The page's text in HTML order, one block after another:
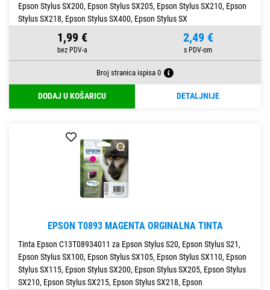
Epson Stylus SX200, Epson Stylus SX205, Epson Stylus SX210, Epson
Stylus SX218, Epson Stylus SX400, Epson Stylus SX
1,99 € 2,49 €
Broj stranica ispisa 0
DODAJ U KOŠARICU DETALJNIJE
EPSON T0893 MAGENTA ORGINALNA TINTA
Tinta Epson C13T08934011 za Epson Stylus S20, Epson Stylus S21,
Epson Stylus SX100, Epson Stylus SX105, Epson Stylus SX110, Epson
Stylus SX115, Epson Stylus SX200, Epson Stylus SX205, Epson Stylus
SX210, Epson Stylus SX215, Epson Stylus SX218, Epson